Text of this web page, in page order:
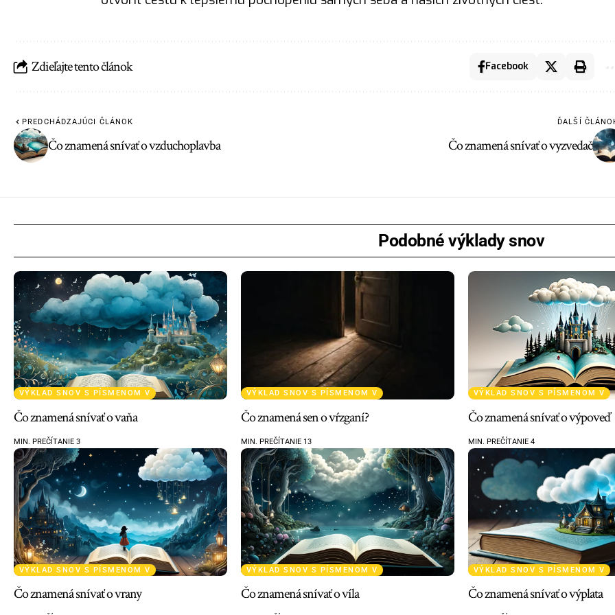
Zdieľajte tento článok Facebook
PREDCHÁDZAJÚCI ČLÁNOK
Čo znamená snívať o vzduchoplavba
ĎALŠÍ
Čo znamená snívať o vyzvedač
Podobné výklady snov
VÝKLAD SNOV S PÍSMENOM V
Čo znamená snívať o vaňa
MIN. PREČÍTANIE 3
VÝKLAD SNOV S PÍSMENOM V
Čo znamená sen o vŕzganí?
MIN. PREČÍTANIE 13
VÝKLAD SNOV S PÍSMENOM V
Čo znamená snívať o výpoveď
MIN. PREČÍTANIE 4
VÝKLAD SNOV S PÍSMENOM V
Čo znamená snívať o vrany
VÝKLAD SNOV S PÍSMENOM V
Čo znamená snívať o víla
VÝKLAD SNOV S PÍSMENOM V
Čo znamená snívať o výplata